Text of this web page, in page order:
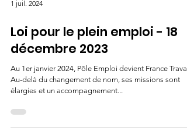
1 juil. 2024
Loi pour le plein emploi - 18
décembre 2023
Au 1er janvier 2024, Pôle Emploi devient France
Au-delà du changement de nom, ses missions sont
élargies et un accompagnement...